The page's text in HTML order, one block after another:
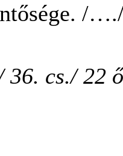
/
cs./ 22